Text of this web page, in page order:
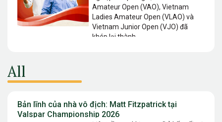
Amateur Open (VAO), Vietnam
Ladies Amateur Open (VLAO) và
Vietnam Junior Open (VJO) đã
khép lại thành...
All
Bản lĩnh của nhà vô địch: Matt Fitzpatrick tại